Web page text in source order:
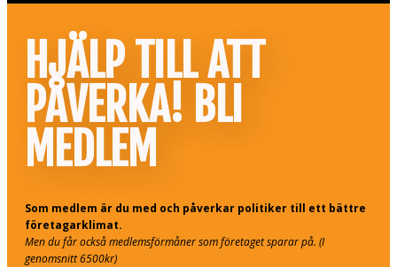
HJÄLP TILL ATT
PÅVERKA! BLI
MEDLEM
Som medlem är du med och påverkar politiker till ett bättre
företagarklimat.
Men du får också medlemsförmåner som företaget sparar på. (I
genomsnitt 6500kr)